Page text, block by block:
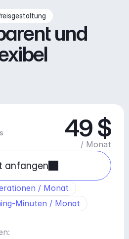
und
49 $
/ Monat
anfangen
/ Monat
Minuten / Monat